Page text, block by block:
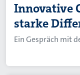
Innovative
starke
Ein Gespräch mit